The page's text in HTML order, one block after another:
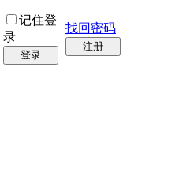
记住登
录
登录
找回密码
注册